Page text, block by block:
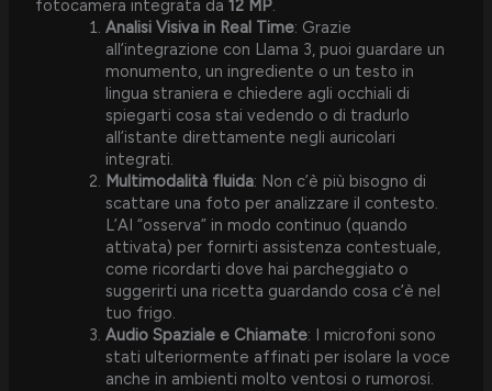
fotocamera integrata da12 MP.
Analisi Visiva in Real Time: Grazie
all’integrazione con Llama 3, puoi guardare un
monumento, un ingrediente o un testo in
lingua straniera e chiedere agli occhiali di
spiegarti cosa stai vedendo o di tradurlo
all’istante direttamente negli auricolari
integrati.
Multimodalità fluida: Non c’è più bisogno di
scattare una foto per analizzare il contesto.
L’AI “osserva” in modo continuo (quando
attivata) per fornirti assistenza contestuale,
come ricordarti dove hai parcheggiato o
suggerirti una ricetta guardando cosa c’è nel
tuo frigo.
Audio Spaziale e Chiamate: I microfoni sono
stati ulteriormente affinati per isolare la voce
anche in ambienti molto ventosi o rumorosi.